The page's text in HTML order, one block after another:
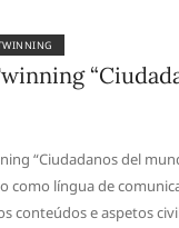
“Ciudadanos del
como língua de
conteúdos e aspetos